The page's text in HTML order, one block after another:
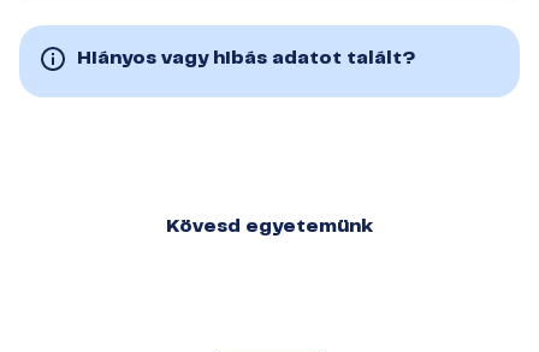
Hiányos vagy hibás adatot talált?
Kövesd egyetemünk